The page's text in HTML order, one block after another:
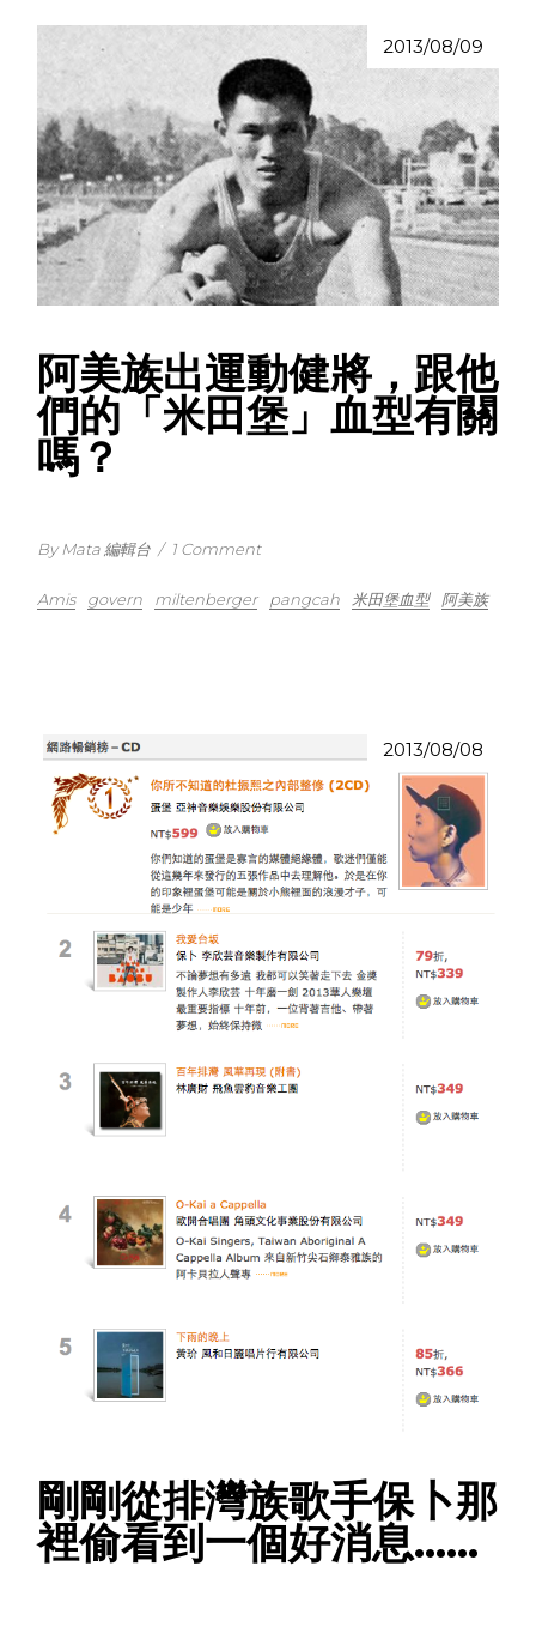
2013/08/09
阿美族出運動健將，跟他
們的「米田堡」血型有關
嗎？
By Mata 編輯台 / 1 Comment
Amis govern miltenberger pangcah 米田堡血型 阿美族
2013/08/08
剛剛從排灣族歌手保卜那
裡偷看到一個好消息……